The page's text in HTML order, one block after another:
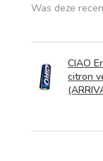
Was deze
CIAO
citron